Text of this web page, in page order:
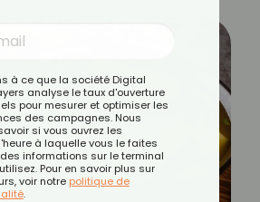
à ce que la société Digital
analyse le taux d'ouverture
pour mesurer et optimiser les
des campagnes. Nous
si vous ouvrez les
à laquelle vous le faites
informations sur le terminal
Pour en savoir plus sur
voir notre politique de
.